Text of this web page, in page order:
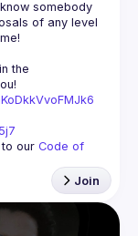
somebody
of any level
the
our Code of
Join